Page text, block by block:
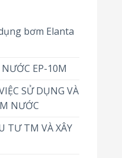
bơm Elanta
EP-10M
SỬ DỤNG VÀ
NƯỚC
TƯ TM VÀ XÂY